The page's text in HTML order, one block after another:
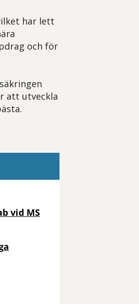
har lett
och för
att utveckla
vid MS